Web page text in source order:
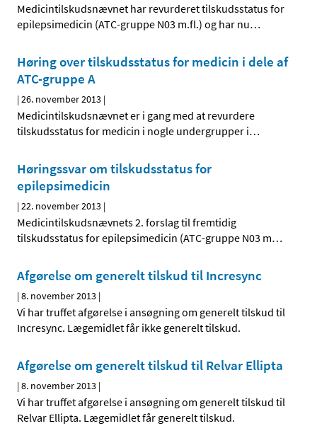
Medicintilskudsnævnet har revurderet tilskudsstatus for
epilepsimedicin (ATC-gruppe N03 m.fl.) og har nu…
Høring over tilskudsstatus for medicin i dele af
ATC-gruppe A
|26. november 2013 |
Medicintilskudsnævnet er i gang med at revurdere
tilskudsstatus for medicin i nogle undergrupper i…
Høringssvar om tilskudsstatus for
epilepsimedicin
|22. november 2013 |
Medicintilskudsnævnets 2. forslag til fremtidig
tilskudsstatus for epilepsimedicin (ATC-gruppe N03 m…
Afgørelse om generelt tilskud til Incresync
|8. november 2013 |
Vi har truffet afgørelse i ansøgning om generelt tilskud til
Incresync. Lægemidlet får ikke generelt tilskud.
Afgørelse om generelt tilskud til Relvar Ellipta
|8. november 2013 |
Vi har truffet afgørelse i ansøgning om generelt tilskud til
Relvar Ellipta. Lægemidlet får generelt tilskud.